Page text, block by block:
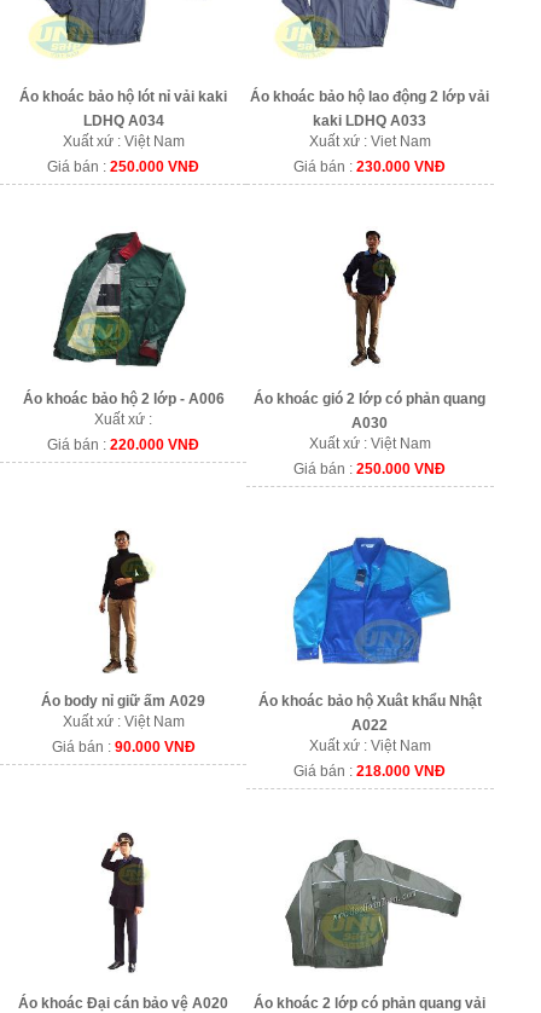
Áo khoác bảo hộ lót nỉ vải kaki
LDHQ A034
Xuất xứ : Việt Nam
Giá bán :250.000 VNĐ
Áo khoác bảo hộ lao động 2 lớp vải
kaki LDHQ A033
Xuất xứ : Viet Nam
Giá bán :230.000 VNĐ
Áo khoác bảo hộ 2 lớp - A006
Xuất xứ :
Giá bán :220.000 VNĐ
Áo khoác gió 2 lớp có phản quang
A030
Xuất xứ : Việt Nam
Giá bán :250.000 VNĐ
Áo body nỉ giữ ấm A029
Xuất xứ : Việt Nam
Giá bán : 90.000 VNĐ
Áo khoác bảo hộ Xuât khẩu Nhật
A022
Xuất xứ : Việt Nam
Giá bán :218.000 VNĐ
Áo khoác Đại cán bảo vệ A020
Áo khoác 2 lớp có phản quang vải